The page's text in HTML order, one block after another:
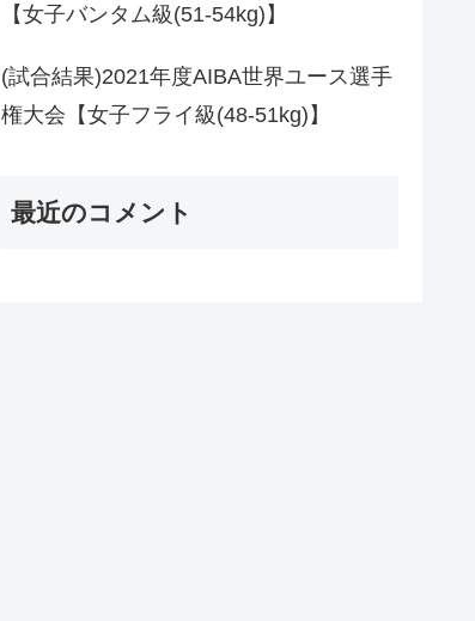
【女子バンタム級(51-54kg)】
(試合結果)2021年度AIBA世界ユース選手
権大会【女子フライ級(48-51kg)】
最近のコメント